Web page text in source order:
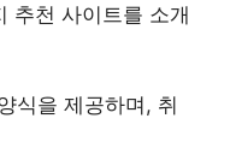
추천 사이트를 소개
식을 제공하며, 취